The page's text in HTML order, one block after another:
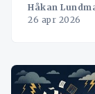
Håkan
26 apr 2026